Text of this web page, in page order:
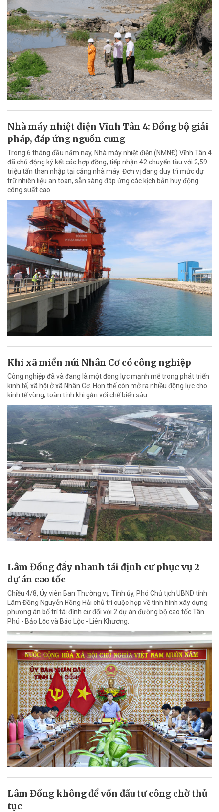
Nhà máy nhiệt điện Vĩnh Tân 4: Đồng bộ giải
pháp, đáp ứng nguồn cung
Trong 6 tháng đầu năm nay, Nhà máy nhiệt điện (NMNĐ) Vĩnh Tân 4
đã chủ động ký kết các hợp đồng, tiếp nhận 42 chuyến tàu với 2,59
triệu tấn than nhập tại cảng nhà máy. Đơn vị đang duy trì mức dự
trữ nhiên liệu an toàn, sẵn sàng đáp ứng các kịch bản huy động
công suất cao.
Khi xã miền núi Nhân Cơ có công nghiệp
Công nghiệp đã và đang là một động lực mạnh mẽ trong phát triển
kinh tế, xã hội ở xã Nhân Cơ. Hơn thế còn mở ra nhiều động lực cho
kinh tế vùng, toàn tỉnh khi gắn với chế biến sâu.
Lâm Đồng đẩy nhanh tái định cư phục vụ 2
dự án cao tốc
Chiều 4/8, Ủy viên Ban Thường vụ Tỉnh ủy, Phó Chủ tịch UBND tỉnh
Lâm Đồng Nguyễn Hồng Hải chủ trì cuộc họp về tình hình xây dựng
phương án bố trí tái định cư đối với 2 dự án đường bộ cao tốc Tân
Phú - Bảo Lộc và Bảo Lộc - Liên Khương.
Lâm Đồng không để vốn đầu tư công chờ thủ
tục